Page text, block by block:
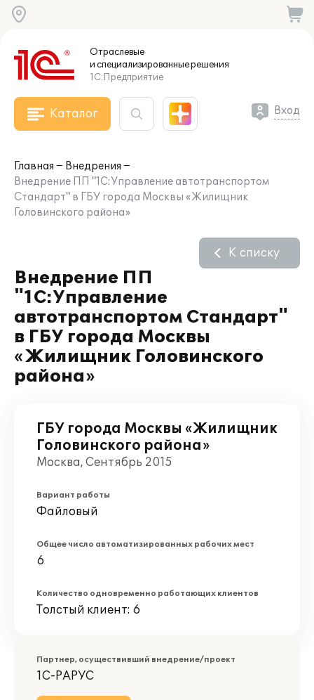
Отраслевые
и специализированныерешения
1С:Предприятие
Каталог Вход
Главная
Внедрения
Внедрение ПП "1С:Управление автотранспортом
Стандарт" в ГБУ города Москвы «Жилищник
Головинского района»
Внедрение ПП
"1С:Управление
автотранспортом Стандарт"
в ГБУ города Москвы
«Жилищник Головинского
района»
К списку
ГБУ города Москвы «Жилищник
Головинского района»
Москва, Сентябрь 2015
Вариант работы
Файловый
Общее число автоматизированных рабочих мест
6
Количество одновременно работающих клиентов
Толстый клиент: 6
Партнер, осуществивший внедрение/проект
1С-РАРУС